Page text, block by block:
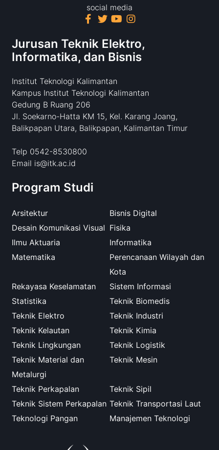
social media
Jurusan Teknik Elektro,
Informatika, dan Bisnis
Institut Teknologi Kalimantan
Kampus Institut Teknologi Kalimantan
Gedung B Ruang 206
Jl. Soekarno-Hatta KM 15, Kel. Karang Joang,
Balikpapan Utara, Balikpapan, Kalimantan Timur
Telp 0542-8530800
Email is@itk.ac.id
Program Studi
Arsitektur
Bisnis Digital
Desain Komunikasi Visual Fisika
Ilmu Aktuaria
Informatika
Matematika
Perencanaan Wilayah dan
Kota
Rekayasa Keselamatan
Sistem Informasi
Statistika
Teknik Biomedis
Teknik Elektro
Teknik Industri
Teknik Kelautan
Teknik Kimia
Teknik Lingkungan
Teknik Logistik
Teknik Material dan
Metalurgi
Teknik Mesin
Teknik Perkapalan
Teknik Sipil
Teknik Sistem Perkapalan Teknik Transportasi Laut
Teknologi Pangan
Manajemen Teknologi